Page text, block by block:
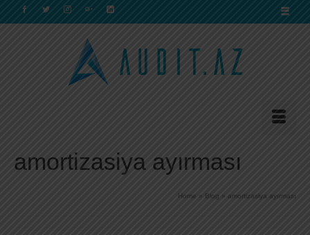
amortizasiya ayırması
Home » Blog » amortizasiya ayırması